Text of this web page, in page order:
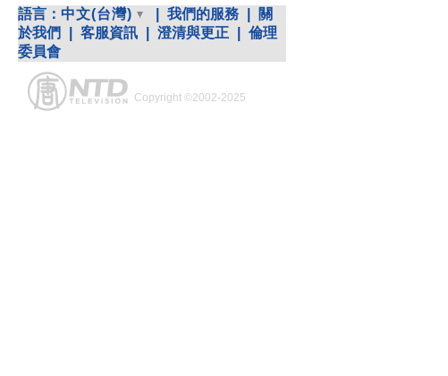
語言： 中文(台灣) 我們的服務
關
於我們
客服資訊 澄清與更正
倫理
委員會
Copyright ©2002-2025